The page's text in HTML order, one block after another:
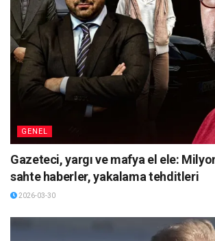
GENEL
Gazeteci, yargı ve mafya el ele:
sahte haberler, yakalama tehditleri
2026-03-30